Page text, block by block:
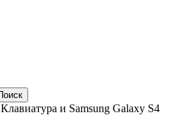
Клавиатура и Samsung Galaxy S4